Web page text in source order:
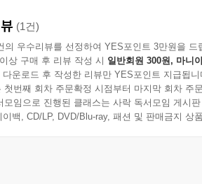
자층을 확보해갔고 이제는 프랑스 현대
어린 시절』은 1983년, ‘소설’ ‘희곡’ ‘
는 여섯 살 무렵의 작가 사진이, 뒤표
긴 나이에 ‘어린 시절’이란 제목으로 자
요한 열쇠를 발견하게 될 것으로 기대
략하여 전혀 새로운 형태의 자서전을 창
(1건)
의 우수리뷰를 선정하여 YES포인트 3만원을 드
상 구매 후 리뷰 작성 시 일반회원 300원, 마니
다운로드 후 작성한 리뷰만 YES포인트 지급됩니
첫번째 회차 주문확정 시점부터 마지막 회차 주
모임으로 진행된 클래스는 사락 독서모임 게시
이백, CD/LP, DVD/Blu-ray, 패션 및 판매금지 상